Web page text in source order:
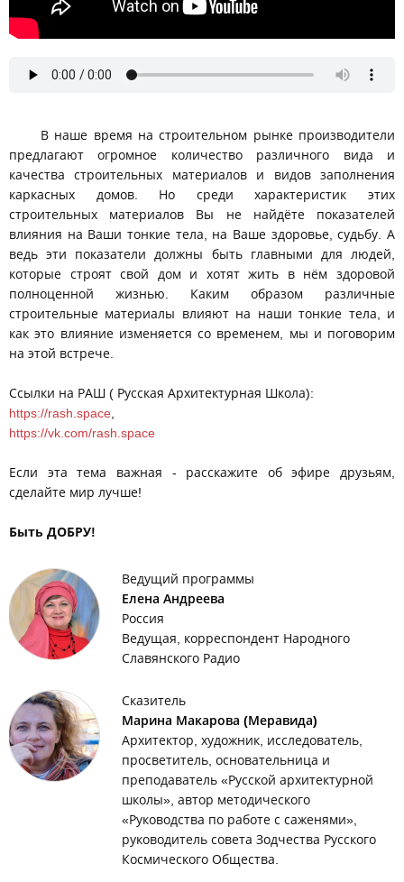
В наше время на строительном рынке производители
предлагают огромное количество различного вида и
качества строительных материалов и видов заполнения
каркасных домов. Но среди характеристик этих
строительных материалов Вы не найдёте показателей
влияния на Ваши тонкие тела, на Ваше здоровье, судьбу. А
ведь эти показатели должны быть главными для людей,
которые строят свой дом и хотят жить в нём здоровой
полноценной жизнью. Каким образом различные
строительные материалы влияют на наши тонкие тела, и
как это влияние изменяется со временем, мы и поговорим
на этой встрече.
Ссылки на РАШ ( Русская Архитектурная Школа):
https://rash.space
https://vk.com/rash.space
Если эта тема важная - расскажите об эфире друзьям,
сделайте мир лучше!
Быть ДОБРУ!
Ведущий программы
Елена Андреева
Россия
Ведущая, корреспондент Народного
Славянского Радио
Сказитель
Марина Макарова (Меравида)
Архитектор, художник, исследователь,
просветитель, основательница и
преподаватель «Русской архитектурной
школы», автор методического
«Руководства по работе с саженями»,
руководитель совета Зодчества Русского
Космического Общества.